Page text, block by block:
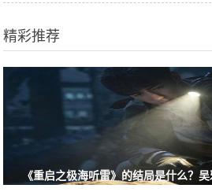
精彩推荐
《重启之极海听雷》的结局是什么？